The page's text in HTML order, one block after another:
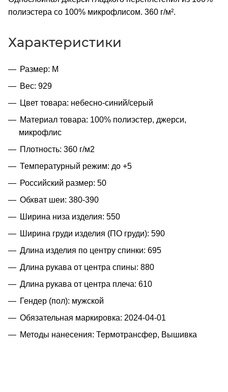
полиэстера со 100% микрофлисом. 360 г/м².
Характеристики
Размер: M
Вес: 929
Цвет товара: небесно-синий/серый
Материал товара: 100% полиэстер, джерси,
микрофлис
Плотность: 360 г/м2
Температурный режим: до +5
Российский размер: 50
Обхват шеи: 380-390
Ширина низа изделия: 550
Ширина груди изделия (ПО груди): 590
Длина изделия по центру спинки: 695
Длина рукава от центра спины: 880
Длина рукава от центра плеча: 610
Гендер (пол): мужской
Обязательная маркировка: 2024-04-01
Методы нанесения: Термотрансфер, Вышивка